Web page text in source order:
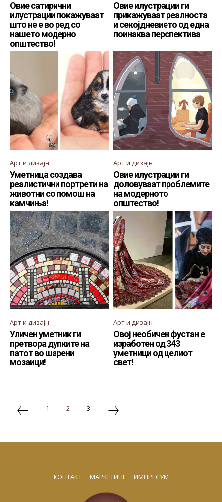
Овие сатирични
илустрации покажуваат
што не е во ред со
нашето модерно
општество!
Овие илустрации ги
прикажуваат реалноста
и секојдневието од една
поинаква перспектива
Арт и дизајн
Уметница создава
реалистични портрети на
животни со помош на
камчиња!
Арт и дизајн
Овие илустрации ги
доловуваат проблемите
на модерното
општество!
Арт и дизајн
Уличен уметник ги
претвора дупките на
патот во шарени
мозаици!
Арт и дизајн
Овој необичен фустан е
изработен од 343
уметници од целиот
свет!
1 2 3
КОНТАКТ МАРКЕТИНГ ИМПРЕСУМ